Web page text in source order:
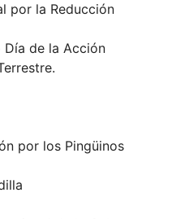
por la Reducción
de la Acción
por los Pingüinos